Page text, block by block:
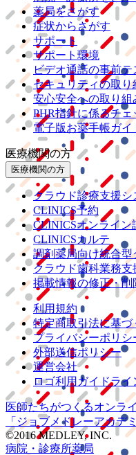
薬局をさがす
症状からさがす
サポート
サポート環境
ビデオ通話の事前テ
セキュリティの取り
安心安全への取り組
PHR指針に係るチ
電子版お薬手帳ガ
医療機関の方
医療機関の方
クラウド診療支援シ
CLINICS予約
CLINICSオンライン
CLINICSカルテ
調剤薬局向け統合
クラウド歯科業務支
掲載情報の修正・削
利用規約
特定商取引法に基づ
プライバシーポリシ
外部送信ポリシー
運営会社
ロゴ利用ガイドライ
医師たちがつくるオンラ
「ジョブメドレーアカデ
©2016 MEDLEY, INC.
病院・診療所薬局